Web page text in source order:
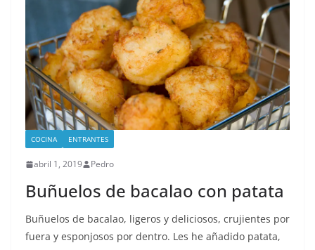
COCINA ENTRANTES
abril 1, 2019 Pedro
Buñuelos de bacalao con patata
Buñuelos de bacalao, ligeros y deliciosos, crujientes por
fuera y esponjosos por dentro. Les he añadido patata,